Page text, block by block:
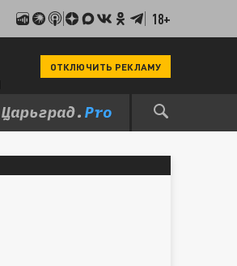
18+
ОТКЛЮЧИТЬ РЕКЛАМУ